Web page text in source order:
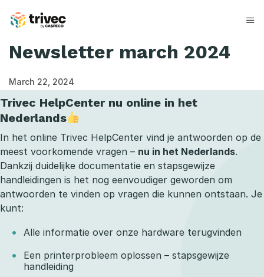
content
Newsletter march 2024
March 22, 2024
Trivec HelpCenter nu online in het
Nederlands
In het online Trivec HelpCenter vind je antwoorden op de
meest voorkomende vragen – nu in het Nederlands.
Dankzij duidelijke documentatie en stapsgewijze
handleidingen is het nog eenvoudiger geworden om
antwoorden te vinden op vragen die kunnen ontstaan. Je
kunt:
Alle informatie over onze hardware terugvinden
Een printerprobleem oplossen – stapsgewijze
handleiding